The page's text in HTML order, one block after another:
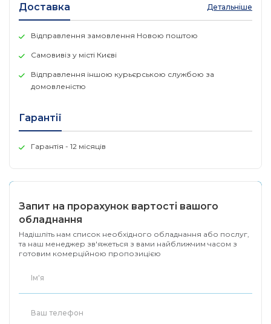
3 10/100 Мбіт/с змінні порти
Network Media
10BASE-T: UTP кабель категорії
Кнопки Reset Button
Змінний струм 100-240 В ~ 50/60
Flash 16 МБ
DRAM 128 МБ
Світлодіоди PWR, SYS, WAN, LAN, WAN/LAN
Розмір ( Ш х Д х
В )
Продуктивність
Доставка Детальніше
Відправлення замовлення Новою поштою
Самовивіз у місті Києві
Відправлення іншою курьєрською службою за
домовленістю
Гарантії
Гарантія - 12 місяців
Запит на прорахунок вартості вашого
обладнання
Надішліть нам список необхідного обладнання або послуг,
та наш менеджер зв'яжеться з вами найближчим часом з
готовим комерційною пропозицією